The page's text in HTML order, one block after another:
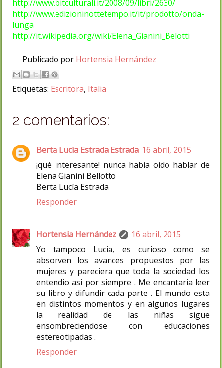
http://www.bitculturali.it/2008/09/libri/2630/
http://www.edizioninottetempo.it/it/prodotto/onda-
lunga
http://it.wikipedia.org/wiki/Elena_Gianini_Belotti
Publicado por Hortensia Hernández
Etiquetas: Escritora, Italia
2 comentarios:
Berta Lucía Estrada Estrada 16 abril, 2015
¡qué interesante! nunca había oído hablar de
Elena Gianini Bellotto
Berta Lucía Estrada
Responder
Hortensia Hernández
16 abril, 2015
Yo tampoco Lucia, es curioso como se
absorven los avances propuestos por las
mujeres y pareciera que toda la sociedad los
entendio asi por siempre . Me encantaria leer
su libro y difundir cada parte . El mundo esta
en distintos momentos y en algunos lugares
la realidad de las niñas sigue
ensombreciendose con educaciones
estereotipadas .
Responder